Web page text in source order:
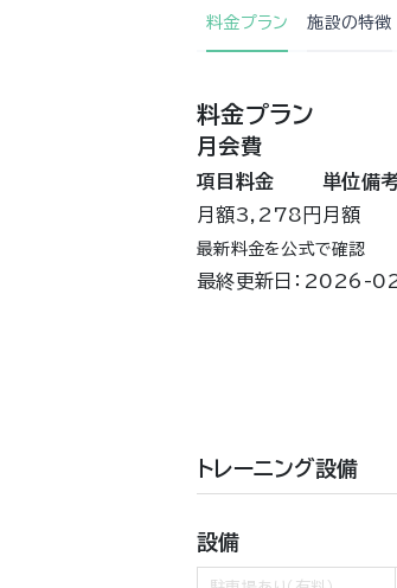
料金プラン 施設の特徴
料金プラン
月会費
項目 料金 単位備
月額3,278円 月額
最新料金を公式で確認
最終更新日：2026-
トレーニング設備
設備